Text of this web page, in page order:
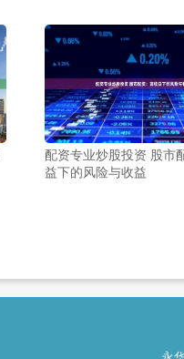
配资专业炒股投资 股市
益下的风险与收益